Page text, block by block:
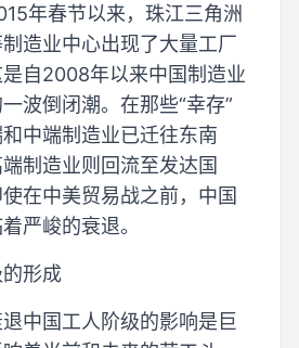
年春节以来，珠江三角洲
造业中心出现了大量工厂
自2008年以来中国制造业
波倒闭潮。在那些“幸存”
中端制造业已迁往东南
制造业则回流至发达国
在中美贸易战之前，中国
严峻的衰退。
形成
中国工人阶级的影响是巨